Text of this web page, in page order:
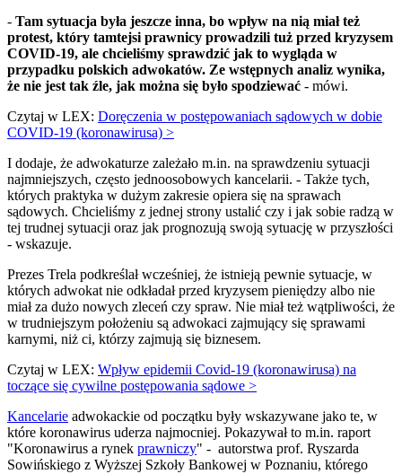
- Tam sytuacja była jeszcze inna, bo wpływ na nią miał też
protest, który tamtejsi prawnicy prowadzili tuż przed kryzysem
COVID-19, ale chcieliśmy sprawdzić jak to wygląda w
przypadku polskich adwokatów. Ze wstępnych analiz wynika,
że nie jest tak źle, jak można się było spodziewać - mówi.
Czytaj w LEX: Doręczenia w postępowaniach sądowych w dobie
COVID-19 (koronawirusa) >
I dodaje, że adwokaturze zależało m.in. na sprawdzeniu sytuacji
najmniejszych, często jednoosobowych kancelarii. - Także tych,
których praktyka w dużym zakresie opiera się na sprawach
sądowych. Chcieliśmy z jednej strony ustalić czy i jak sobie radzą w
tej trudnej sytuacji oraz jak prognozują swoją sytuację w przyszłości
- wskazuje.
Prezes Trela podkreślał wcześniej, że istnieją pewnie sytuacje, w
których adwokat nie odkładał przed kryzysem pieniędzy albo nie
miał za dużo nowych zleceń czy spraw. Nie miał też wątpliwości, że
w trudniejszym położeniu są adwokaci zajmujący się sprawami
karnymi, niż ci, którzy zajmują się biznesem.
Czytaj w LEX: Wpływ epidemii Covid-19 (koronawirusa) na
toczące się cywilne postępowania sądowe >
Kancelarie adwokackie od początku były wskazywane jako te, w
które koronawirus uderza najmocniej. Pokazywał to m.in. raport
"Koronawirus a rynek prawniczy" - autorstwa prof. Ryszarda
Sowińskiego z Wyższej Szkoły Bankowej w Poznaniu, którego